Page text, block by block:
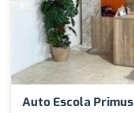
Auto Escola Primus